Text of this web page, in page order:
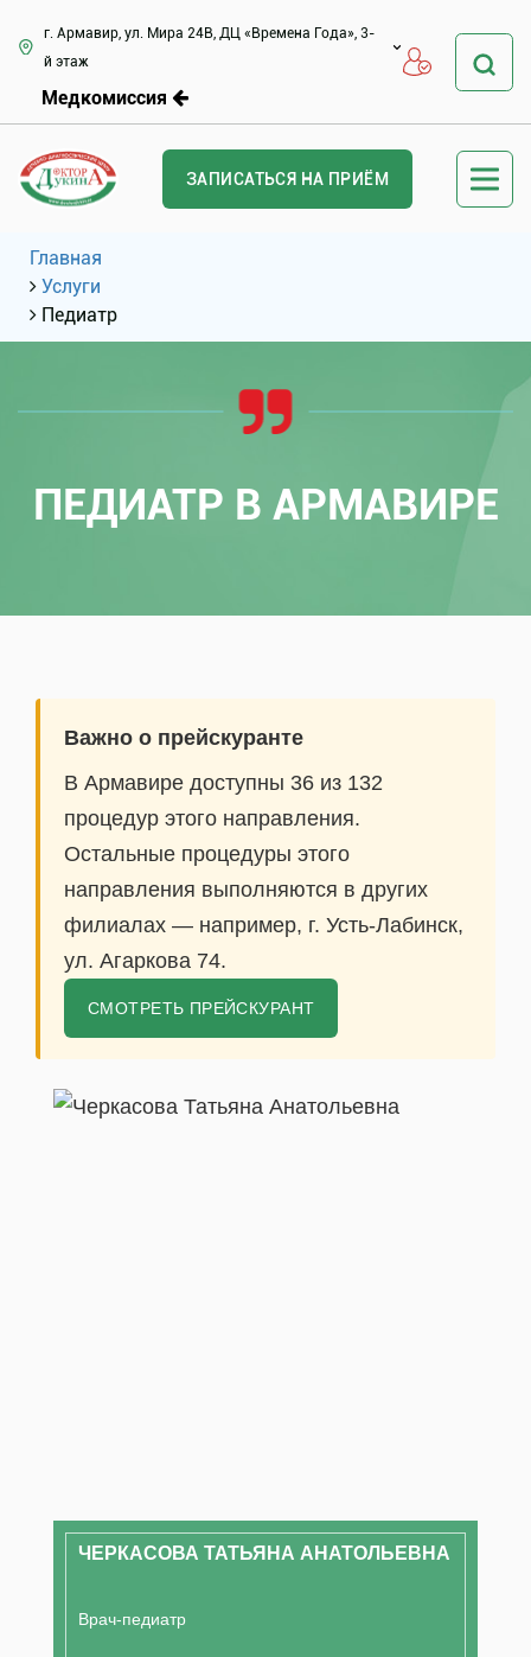
г. Армавир, ул. Мира 24В, ДЦ «Времена Года», 3-
й этаж
Медкомиссия
ЗАПИСАТЬСЯ НА ПРИЁМ
Главная
Услуги
Педиатр
ПЕДИАТР В АРМАВИРЕ
Важно о прейскуранте
В Армавире доступны 36 из 132
процедур этого направления.
Остальные процедуры этого
направления выполняются в других
филиалах — например, г. Усть-Лабинск,
ул. Агаркова 74.
СМОТРЕТЬ ПРЕЙСКУРАНТ
ЧЕРКАСОВА ТАТЬЯНА АНАТОЛЬЕВНА
Врач-педиатр